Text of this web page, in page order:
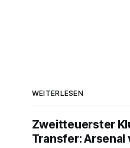
WEITERLESEN
Zweitteuerster
Transfer: